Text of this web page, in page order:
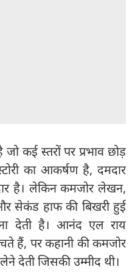
कई स्तरों पर प्रभाव छोड़
का आकर्षण है, दमदार
है। लेकिन कमजोर लेखन,
सेकंड हाफ की बिखरी हुई
देती है। आनंद एल राय
हैं, पर कहानी की कमजोर
देती जिसकी उम्मीद थी।